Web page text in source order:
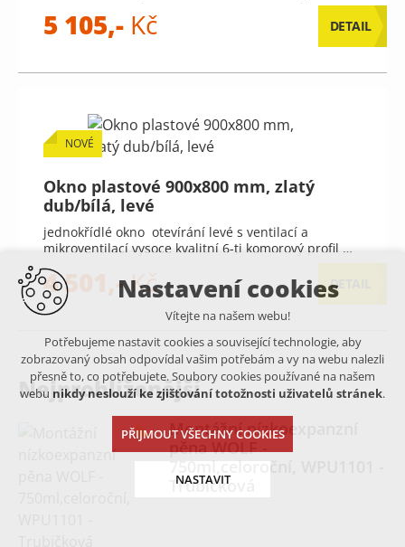
5 105,- Kč DETAIL
NOVÉ
Okno plastové 900x800 mm, zlatý
dub/bílá, levé
jednokřídlé okno otevírání levé s ventilací a
mikroventilací vysoce kvalitní 6-ti komorový profil …
4 501,-Kč DETAIL
Nejprohlíženější
Montážní nízkoexpanzní
pěna WOLF -
Trubičková
Nastavení cookies
Vítejte na našem webu!
Potřebujeme nastavit cookies a související technologie, aby
zobrazovaný obsah odpovídal vašim potřebám a vy na webu nalezli
přesně to, co potřebujete. Soubory cookies používané na našem
webu nikdy neslouží ke zjišťování totožnosti uživatelů stránek.
PŘIJMOUT VŠECHNY COOKIES
NASTAVIT